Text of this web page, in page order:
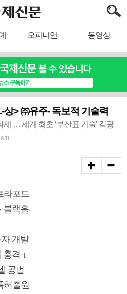
오피니언 동영상
> ㈜유주- 독보적 기술력
… 세계 최초 ‘부산표 기술’ 각광
라포드
블랙홀
개발
격 ↓
공법
허출원